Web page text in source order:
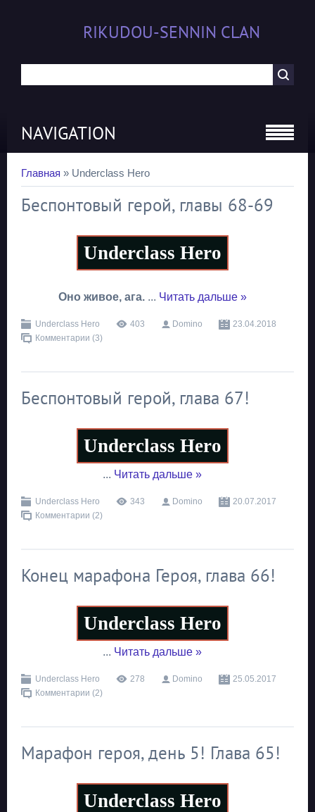
RIKUDOU-SENNIN CLAN
NAVIGATION
Главная » Underclass Hero
Беспонтовый герой, главы 68-69
Underclass Hero
Оно живое, ага. ... Читать дальше »
Underclass Hero 403 Domino
23.04.2018
Комментарии (3)
Беспонтовый герой, глава 67!
Underclass Hero
... Читать дальше »
Underclass Hero 343 Domino
20.07.2017
Комментарии (2)
Конец марафона Героя, глава 66!
Underclass Hero
... Читать дальше »
Underclass Hero 278 Domino
25.05.2017
Комментарии (2)
Марафон героя, день 5! Глава 65!
Underclass Hero